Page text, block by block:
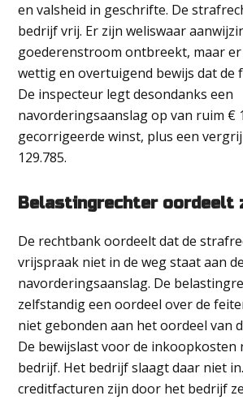
en valsheid in geschrifte. De
bedrijf vrij. Er zijn weliswaar
goederenstroom ontbreekt, maar
wettig en overtuigend bewijs dat de
De inspecteur legt desondanks een
navorderingsaanslag op van ruim €
gecorrigeerde winst, plus een
129.785.
Belastingrechter oordeelt
De rechtbank oordeelt dat de
vrijspraak niet in de weg staat aan de
navorderingsaanslag. De
zelfstandig een oordeel over de
niet gebonden aan het oordeel van
De bewijslast voor de inkoopkosten
bedrijf. Het bedrijf slaagt daar niet
creditfacturen zijn door het bedrijf